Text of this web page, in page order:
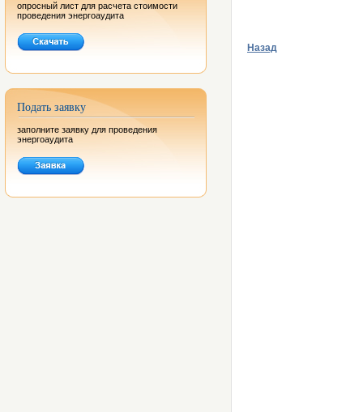
опросный лист для расчета стоимости
проведения энергоаудита
Подать заявку
заполните заявку для проведения
энергоаудита
Назад